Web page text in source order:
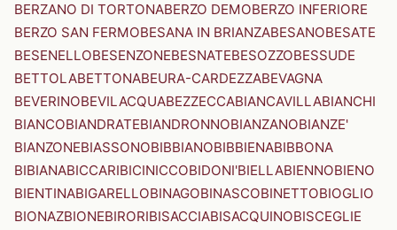
BERZANO DI TORTONABERZO DEMOBERZO INFERIORE
BERZO SAN FERMOBESANA IN BRIANZABESANOBESATE
BESENELLOBESENZONEBESNATEBESOZZOBESSUDE
BETTOLABETTONABEURA-CARDEZZABEVAGNA
BEVERINOBEVILACQUABEZZECCABIANCAVILLABIANCHI
BIANCOBIANDRATEBIANDRONNOBIANZANOBIANZE'
BIANZONEBIASSONOBIBBIANOBIBBIENABIBBONA
BIBIANABICCARIBICINICCOBIDONI'BIELLABIENNOBIENO
BIENTINABIGARELLOBINAGOBINASCOBINETTOBIOGLIO
BIONAZBIONEBIRORIBISACCIABISACQUINOBISCEGLIE